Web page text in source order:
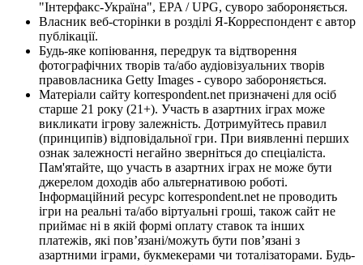
"Інтерфакс-Україна", EPA / UPG, суворо забороняється.
Власник веб-сторінки в розділі Я-Корреспондент є автор
публікації.
Будь-яке копіювання, передрук та відтворення
фотографічних творів та/або аудіовізуальних творів
правовласника Getty Images - суворо забороняється.
Матеріали сайту korrespondent.net призначені для осіб
старше 21 року (21+). Участь в азартних іграх може
викликати ігрову залежність. Дотримуйтесь правил
(принципів) відповідальної гри. При виявленні перших
ознак залежності негайно зверніться до спеціаліста.
Пам'ятайте, що участь в азартних іграх не може бути
джерелом доходів або альтернативою роботі.
Інформаційний ресурс korrespondent.net не проводить
ігри на реальні та/або віртуальні гроші, також сайт не
приймає ні в якій формі оплату ставок та інших
платежів, які пов’язані/можуть бути пов’язані з
азартними іграми, букмекерами чи тоталізаторами. Будь-